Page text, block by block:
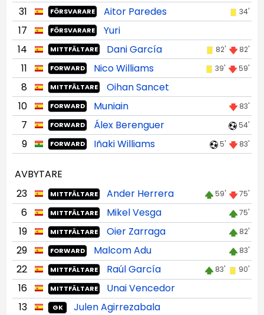
31
FÖRSVARARE Aitor Paredes 34'
17 FÖRSVARARE
Yuri
14
MITTFÄLTARE Dani García 82' 82'
11 FORWARD Nico Williams 39' 59'
8 MITTFÄLTARE
Oihan Sancet
10
FORWARD Muniain 83'
7 FORWARD Álex Berenguer 54'
9 FORWARD Iñaki Williams 5' 83'
AVBYTARE
23
MITTFÄLTARE Ander Herrera 59' 75'
6 MITTFÄLTARE Mikel Vesga 75'
19 MITTFÄLTARE Oier Zarraga 82'
29 FORWARD Malcom Adu 83'
22 MITTFÄLTARE Raúl García 83' 90'
16 MITTFÄLTARE
Unai Vencedor
13
GK
Julen Agirrezabala